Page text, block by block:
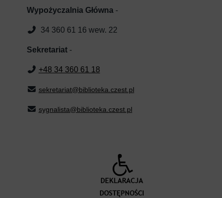
Wypożyczalnia Główna-
34 360 61 16 wew. 22
Sekretariat-
+48 34 360 61 18
sekretariat@biblioteka.czest.pl
sygnalista@biblioteka.czest.pl